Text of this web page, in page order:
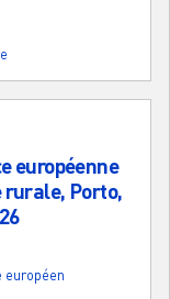
européenne
rurale, Porto,
européen